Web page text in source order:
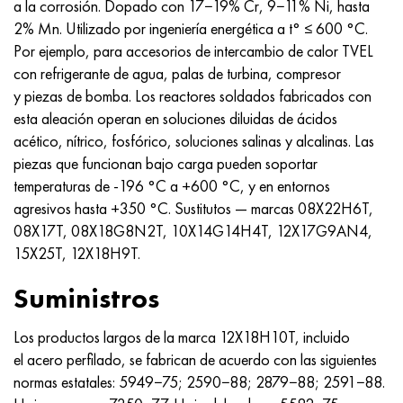
a la corrosión. Dopado con 17−19% Cr, 9−11% Ni, hasta
2% Mn. Utilizado por ingeniería energética a t° ≤ 600 °C.
Por ejemplo, para accesorios de intercambio de calor TVEL
con refrigerante de agua, palas de turbina, compresor
y piezas de bomba. Los reactores soldados fabricados con
esta aleación operan en soluciones diluidas de ácidos
acético, nítrico, fosfórico, soluciones salinas y alcalinas. Las
piezas que funcionan bajo carga pueden soportar
temperaturas de -196 °C a +600 °C, y en entornos
agresivos hasta +350 °C. Sustitutos — marcas 08X22H6T,
08X17T, 08X18G8N2T, 10X14G14H4T, 12X17G9AN4,
15X25T, 12X18H9T.
Suministros
Los productos largos de la marca 12X18H10T, incluido
el acero perfilado, se fabrican de acuerdo con las siguientes
normas estatales: 5949−75; 2590−88; 2879−88; 2591−88.
Nimónico 90
Nimónico 263
Haynes 25
Haynes 188
Haynes 230
Hastelloy b2
hastelloy c22
tubo de precisión
H70MFV
AM-350 - ams 5548
AM-355 - ams 5547
Custom 450® - uns S45000
Ascoloy griego 418
Tubería resistente a la corrosión
45Х14Н14В2М
50X14MF
65X13
90X18MF
95X18
ac35g2, 36smnpb14, 1.0765
38x2n2ma, 34CrNiMo6, 40NiCrMo7
40hn2ma, 34CrNiMo4, 36hnm
38hs, 37hs
38XA, 37Cr4, AISI 5135
38HN3MFA, 35nicrmov12-5
40ХН, 36NiCr6, AISI 3135